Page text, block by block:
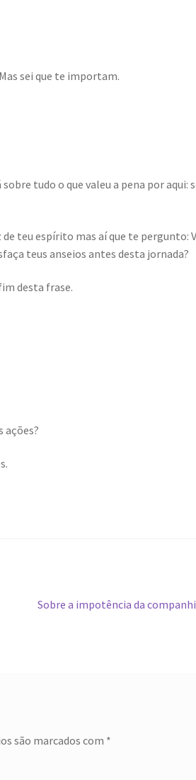
sei que te importam.
tudo o que valeu a pena por aqui:
teu espírito mas aí que te pergunto:
teus anseios antes desta jornada?
desta frase.
ações?
Próximo
Sobre a impotência da
são marcados com *